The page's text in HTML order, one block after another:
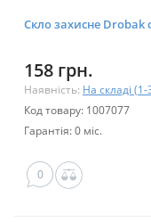
Скло захисне Drobak
158 грн.
Наявність: На складі (1-
Код товару: 1007077
Гарантія: 0 міс.
0